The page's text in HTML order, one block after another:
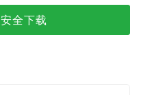
安全下载